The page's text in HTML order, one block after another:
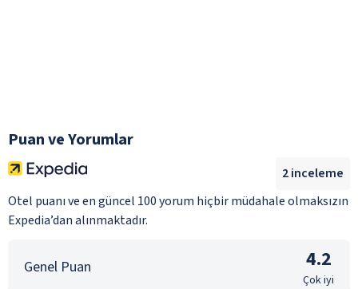
Puan ve Yorumlar
Otel puanı ve en güncel 100 yorum hiçbir müdahale olmaksızın
Expedia’dan alınmaktadır.
2inceleme
Genel Puan 4.2
Çok iyi